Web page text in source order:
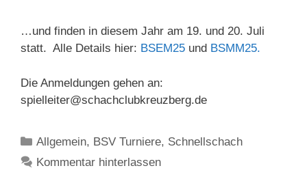
…und finden in diesem Jahr am 19. und 20. Juli
statt. Alle Details hier: BSEM25 und BSMM25.
Die Anmeldungen gehen an:
spielleiter@schachclubkreuzberg.de
Kategorien
Allgemein, BSV Turniere, Schnellschach
Kommentar hinterlassen